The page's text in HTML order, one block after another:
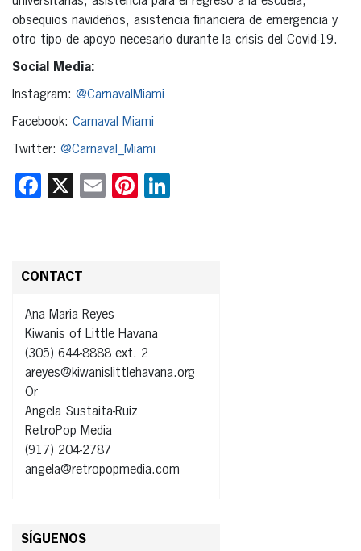
obsequios navideños, asistencia financiera de emergencia y
otro tipo de apoyo necesario durante la crisis del Covid-19.
Social Media:
Instagram: @CarnavalMiami
Facebook: Carnaval Miami
Twitter: @Carnaval_Miami
Facebook
X EmailPinterest
CONTACT
Ana Maria Reyes
Kiwanis of Little Havana
(305) 644-8888 ext. 2
areyes@kiwanislittlehavana.org
Or
Angela Sustaita-Ruiz
RetroPop Media
(917) 204-2787
angela@retropopmedia.com
SÍGUENOS